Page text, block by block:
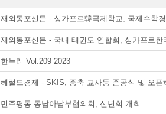
재외동포신문 - 싱가포르韓국제학교, 국제수학
재외동포신문 - 국내 태권도 연합회, 싱가포르한
한누리 Vol.209 2023
헤럴드경제 - SKIS, 증축 교사동 준공식 및 오픈
민주평통 동남아남부협의회, 신년회 개최